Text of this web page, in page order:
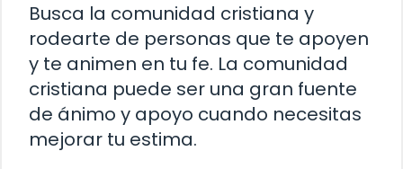
Busca la comunidad cristiana y
rodearte de personas que te apoyen
y te animen en tu fe. La comunidad
cristiana puede ser una gran fuente
de ánimo y apoyo cuando necesitas
mejorar tu estima.